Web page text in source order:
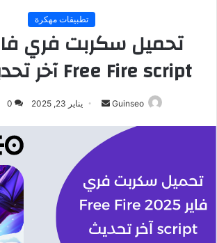
تطبيقات مهكرة
Free Fire script آخر تحديث مجانًا
Guinseo
أرسليناير 23, 2025 0